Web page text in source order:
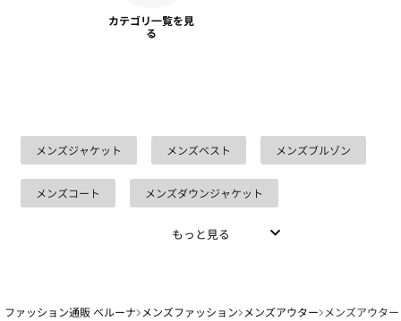
カテゴリ一覧を見
る
メンズジャケット メンズベスト メンズブルゾン
メンズコート メンズダウンジャケット
もっと見る
ファッション通販 ベルーナ メンズファッション メンズアウター メンズアウタ